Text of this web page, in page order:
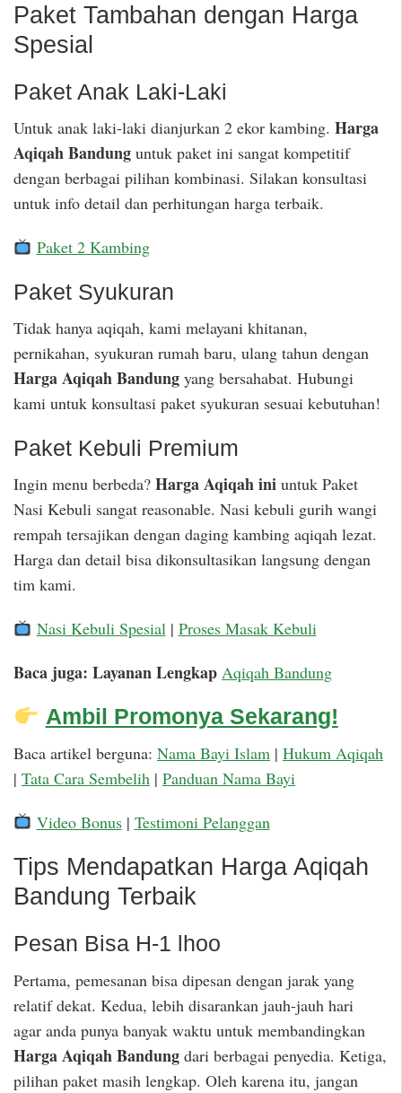
Paket Tambahan dengan Harga
Spesial
Paket Anak Laki-Laki
Untuk anak laki-laki dianjurkan 2 ekor kambing. Harga
Aqiqah Bandung untuk paket ini sangat kompetitif
dengan berbagai pilihan kombinasi. Silakan konsultasi
untuk info detail dan perhitungan harga terbaik.
Paket 2 Kambing
Paket Syukuran
Tidak hanya aqiqah, kami melayani khitanan,
pernikahan, syukuran rumah baru, ulang tahun dengan
Harga Aqiqah Bandung yang bersahabat. Hubungi
kami untuk konsultasi paket syukuran sesuai kebutuhan!
Paket Kebuli Premium
Ingin menu berbeda? Harga Aqiqah ini untuk Paket
Nasi Kebuli sangat reasonable. Nasi kebuli gurih wangi
rempah tersajikan dengan daging kambing aqiqah lezat.
Harga dan detail bisa dikonsultasikan langsung dengan
tim kami.
Nasi Kebuli Spesial| Proses Masak Kebuli
Baca juga: Layanan Lengkap Aqiqah Bandung
Ambil Promonya Sekarang!
Baca artikel berguna: Nama Bayi Islam | Hukum Aqiqah
| Tata Cara Sembelih | Panduan Nama Bayi
Video Bonus| Testimoni Pelanggan
Tips Mendapatkan Harga Aqiqah
Bandung Terbaik
Pesan Bisa H-1 lhoo
Pertama, pemesanan bisa dipesan dengan jarak yang
relatif dekat. Kedua, lebih disarankan jauh-jauh hari
agar anda punya banyak waktu untuk membandingkan
Harga Aqiqah Bandung dari berbagai penyedia. Ketiga,
pilihan paket masih lengkap. Oleh karena itu, jangan